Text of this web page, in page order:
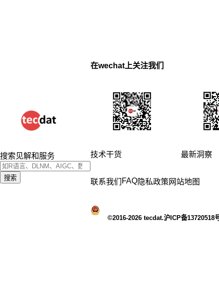
搜索见解和服务
搜索
在wechat上关注我们
技术干货 最新洞察
联系我们 FAQ隐私政策 网站地图
©2016-2026 tecdat.沪ICP备13720518